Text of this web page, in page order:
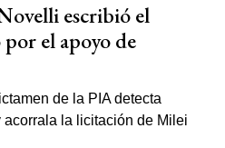
escribió el
el apoyo de